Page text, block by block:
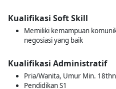
Kualifikasi Soft Skill
Memiliki kemampuan
negosiasi yang baik
Kualifikasi Administratif
Pria/Wanita, Umur Min.
Pendidikan S1